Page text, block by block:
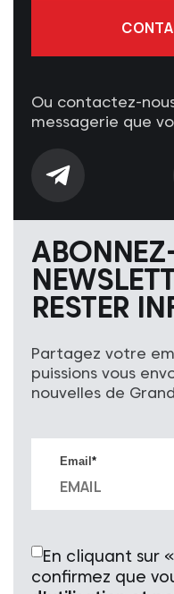
Ou contactez-
messagerie que
RESTER
Partagez votre
puissions vous
nouvelles de
Email *
En cliquant sur
confirmez que